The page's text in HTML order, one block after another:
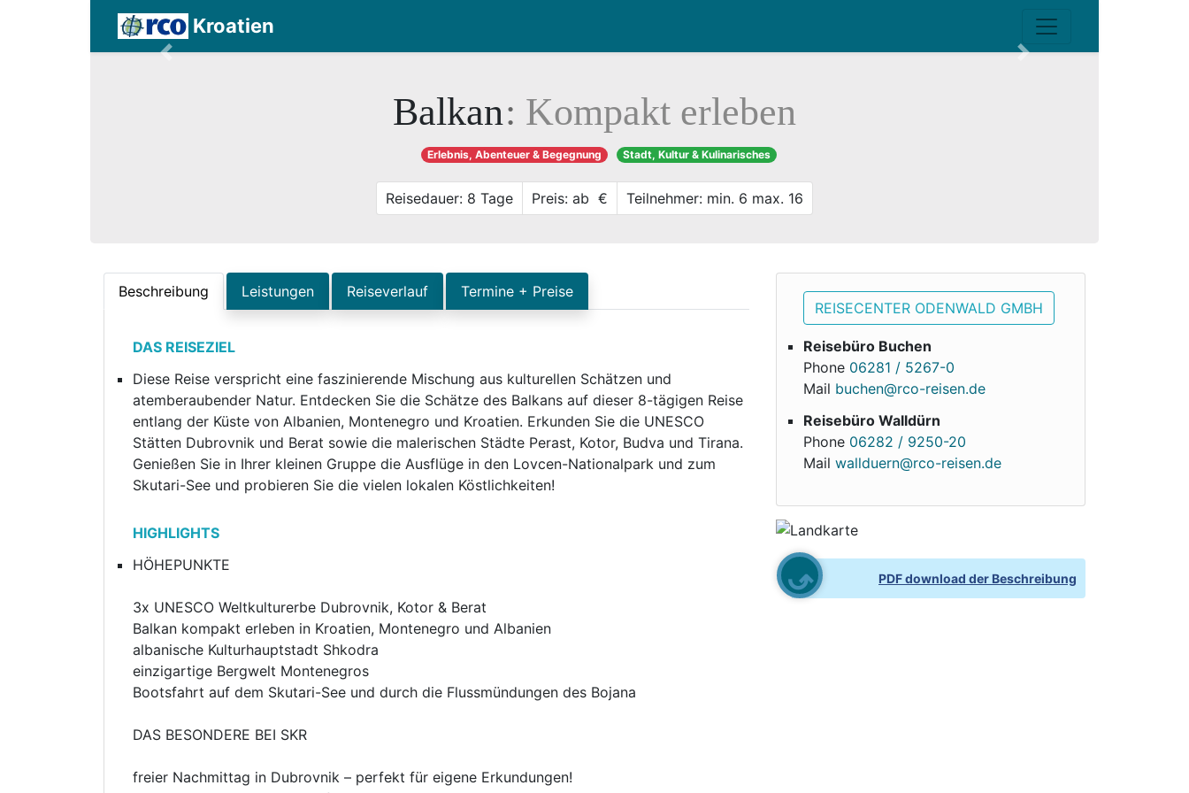
Kroatien
Balkan: Kompakt erleben
Erlebnis, Abenteuer & Begegnung Stadt, Kultur & Kulinarisches
Reisedauer: 8 Tage Preis: ab € Teilnehmer: min. 6 max. 16
Beschreibung Leistungen Reiseverlauf Termine + Preise
DAS REISEZIEL
Diese Reise verspricht eine faszinierende Mischung aus kulturellen Schätzen und
atemberaubender Natur. Entdecken Sie die Schätze des Balkans auf dieser 8-tägigen Reise
entlang der Küste von Albanien, Montenegro und Kroatien. Erkunden Sie die UNESCO
Stätten Dubrovnik und Berat sowie die malerischen Städte Perast, Kotor, Budva und Tirana.
Genießen Sie in Ihrer kleinen Gruppe die Ausflüge in den Lovcen-Nationalpark und zum
Skutari-See und probieren Sie die vielen lokalen Köstlichkeiten!
HIGHLIGHTS
HÖHEPUNKTE
3x UNESCO Weltkulturerbe Dubrovnik, Kotor & Berat
Balkan kompakt erleben in Kroatien, Montenegro und Albanien
albanische Kulturhauptstadt Shkodra
einzigartige Bergwelt Montenegros
Bootsfahrt auf dem Skutari-See und durch die Flussmündungen des Bojana
DAS BESONDERE BEI SKR
freier Nachmittag in Dubrovnik – perfekt für eigene Erkundungen!
REISECENTER ODENWALD GMBH
Reisebüro Buchen
Phone 06281 / 5267-0
Mail buchen@rco-reisen.de
Reisebüro Walldürn
Phone 06282 / 9250-20
Mail wallduern@rco-reisen.de
PDF download der Beschreibung